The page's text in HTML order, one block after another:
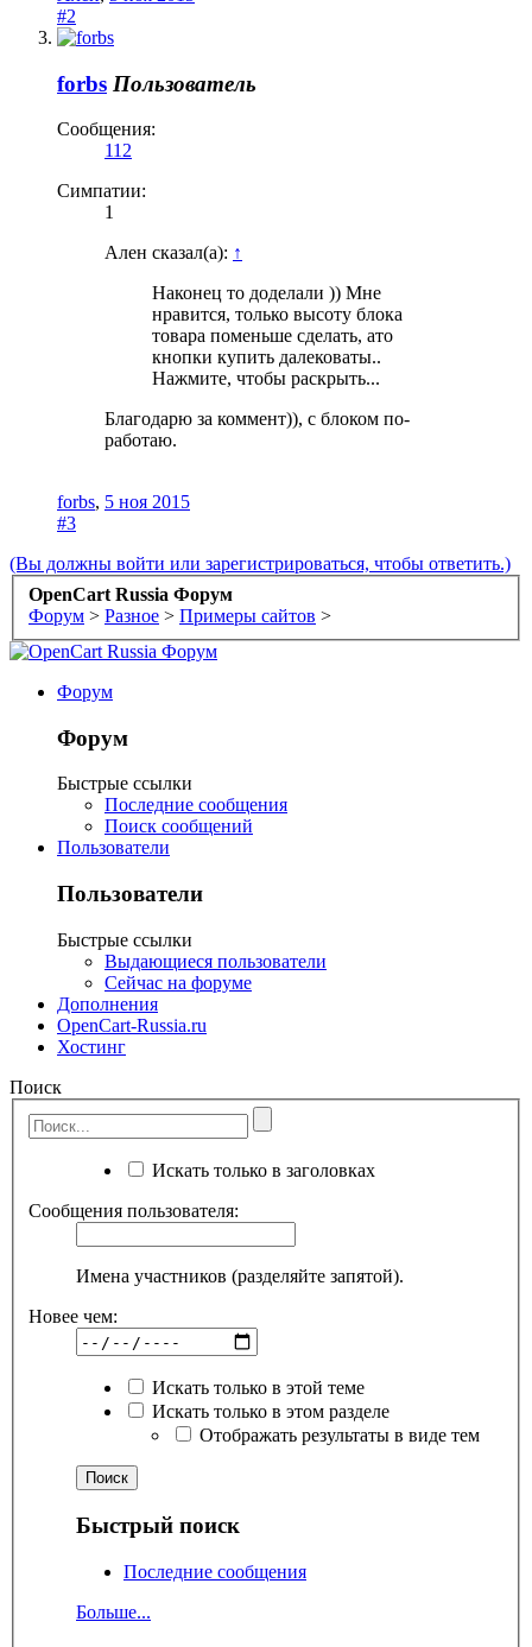
#2
forbs Пользователь
Сообщения:
112
Симпатии:
1
Ален сказал(а): ↑
Наконец то доделали )) Мне
нравится, только высоту блока
товара поменьше сделать, ато
кнопки купить далековаты..
Нажмите, чтобы раскрыть...
Благодарю за коммент)), с блоком по-
работаю.
forbs, 5 ноя 2015
#3
(Вы должны войти или зарегистрироваться, чтобы ответить.)
OpenCart Russia Форум
Форум > Разное > Примеры сайтов >
Форум
Форум
Быстрые ссылки
Последние сообщения
Поиск сообщений
Пользователи
Пользователи
Быстрые ссылки
Выдающиеся пользователи
Сейчас на форуме
Дополнения
OpenCart-Russia.ru
Хостинг
Поиск
Искать только в заголовках
Сообщения пользователя:
Имена участников (разделяйте запятой).
Новее чем:
Искать только в этой теме
Искать только в этом разделе
Отображать результаты в виде тем
Быстрый поиск
Последние сообщения
Больше...